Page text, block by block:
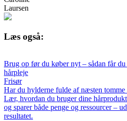
Laursen
Læs også:
Brug op før du køber nyt – sådan får
hårpleje
Frisør
Har du hylderne fulde af næsten tomme
Lær, hvordan du bruger dine
og sparer både penge og ressourcer –
resultatet.